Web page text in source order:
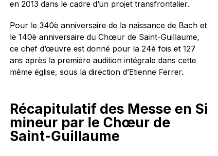
en 2013 dans le cadre d’un projet transfrontalier.
Pour le 340è anniversaire de la naissance de Bach et
le 140è anniversaire du Chœur de Saint-Guillaume,
ce chef d’œuvre est donné pour la 24è fois et 127
ans après la première audition intégrale dans cette
même église, sous la direction d’Etienne Ferrer.
Récapitulatif des Messe en Si
mineur par le Chœur de
Saint-Guillaume